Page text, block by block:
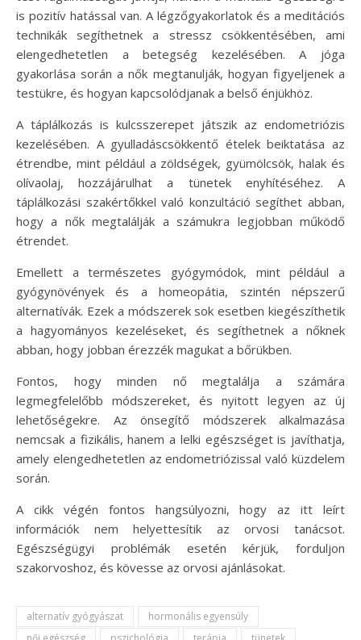
is pozitív hatással van. A légzőgyakorlatok és a meditációs
technikák segíthetnek a stressz csökkentésében, ami
elengedhetetlen a betegség kezelésében. A jóga
gyakorlása során a nők megtanulják, hogyan figyeljenek a
testükre, és hogyan kapcsolódjanak a belső énjükhöz.
A táplálkozás is kulcsszerepet játszik az endometriózis
kezelésében. A gyulladáscsökkentő ételek beiktatása az
étrendbe, mint például a zöldségek, gyümölcsök, halak és
olívaolaj, hozzájárulhat a tünetek enyhítéséhez. A
táplálkozási szakértőkkel való konzultáció segíthet abban,
hogy a nők megtalálják a számukra legjobban működő
étrendet.
Emellett a természetes gyógymódok, mint például a
gyógynövények és a homeopátia, szintén népszerű
alternatívák. Ezek a módszerek sok esetben kiegészíthetik
a hagyományos kezeléseket, és segíthetnek a nőknek
abban, hogy jobban érezzék magukat a bőrükben.
Fontos, hogy minden nő megtalálja a számára
legmegfelelőbb módszereket, és nyitott legyen az új
lehetőségekre. Az önsegítő módszerek alkalmazása
nemcsak a fizikális, hanem a lelki egészséget is javíthatja,
amely elengedhetetlen az endometriózissal való küzdelem
során.
A cikk végén fontos hangsúlyozni, hogy az itt leírt
információk nem helyettesítik az orvosi tanácsot.
Egészségügyi problémák esetén kérjük, forduljon
szakorvoshoz, és kövesse az orvosi ajánlásokat.
alternatív gyógyászat
hormonális egyensúly